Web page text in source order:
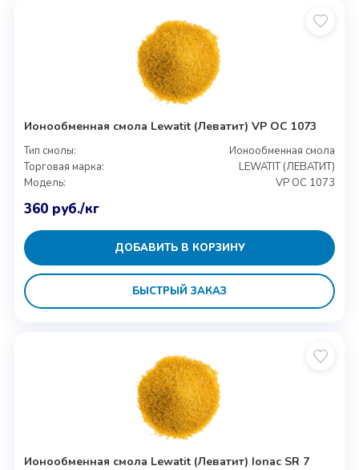
Ионообменная смола Lewatit (Леватит) VP OC 1073
Тип смолы:
Ионообменная смола
Торговая марка:
LEWATIT (ЛЕВАТИТ)
Модель:
VP OC 1073
360 руб./кг
ДОБАВИТЬ В КОРЗИНУ
БЫСТРЫЙ ЗАКАЗ
Ионообменная смола Lewatit (Леватит) Ionac SR 7